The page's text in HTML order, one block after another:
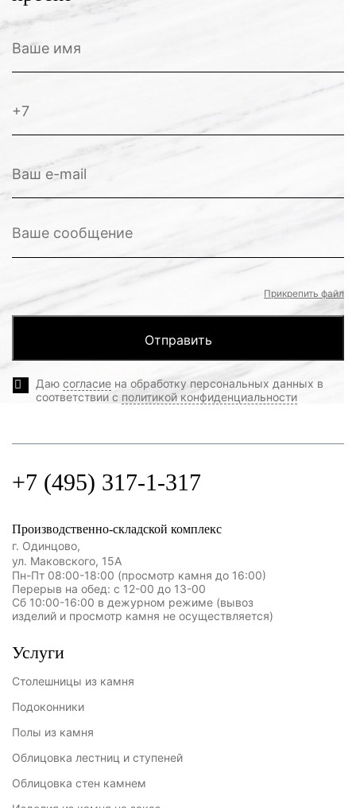
Прикрепить файл
Даю согласие на обработку персональных данных в
соответствии с политикой конфиденциальности
+7 (495) 317-1-317
Производственно-складской комплекс
г. Одинцово,
ул. Маковского, 15А
Пн-Пт 08:00-18:00 (просмотр камня до 16:00)
Перерыв на обед: с 12-00 до 13-00
Сб 10:00-16:00 в дежурном режиме (вывоз
изделий и просмотр камня не осуществляется)
Услуги
Столешницы из камня
Подоконники
Полы из камня
Облицовка лестниц и ступеней
Облицовка стен камнем